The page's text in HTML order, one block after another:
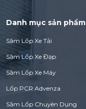
Danh mục sản phẩm
Săm Lốp Xe Tải
Săm Lốp Xe Đạp
Săm Lốp Xe Máy
Lốp PCR Advenza
Săm Lốp Chuyên Dụng